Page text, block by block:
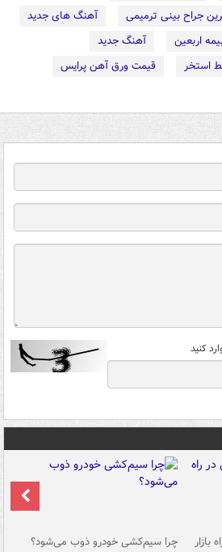
جراح بینی ترمیمی
آهنگ های جدید
اربعین
آهنگ جدید
استخر
قیمت ورق آهن پرایس
کنید
چرا سیم‌کشی خودرو ذوب می‌شود؟